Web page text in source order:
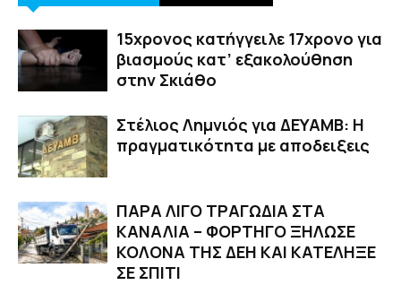
15χρονος κατήγγειλε 17χρονο για
βιασμούς κατ’ εξακολούθηση
στην Σκιάθο
Στέλιος Λημνιός για ΔΕΥΑΜΒ: Η
πραγματικότητα με αποδειξεις
ΠΑΡΑ ΛΙΓΟ ΤΡΑΓΩΔΙΑ ΣΤΑ
ΚΑΝΑΛΙΑ – ΦΟΡΤΗΓΟ ΞΗΛΩΣΕ
ΚΟΛΟΝΑ ΤΗΣ ΔΕΗ ΚΑΙ ΚΑΤΕΛΗΞΕ
ΣΕ ΣΠΙΤΙ